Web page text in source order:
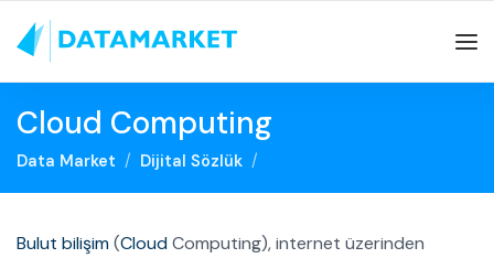
Cloud Computing
Data Market Dijital Sözlük
Bulut bilişim(CloudComputing), internet üzerinden